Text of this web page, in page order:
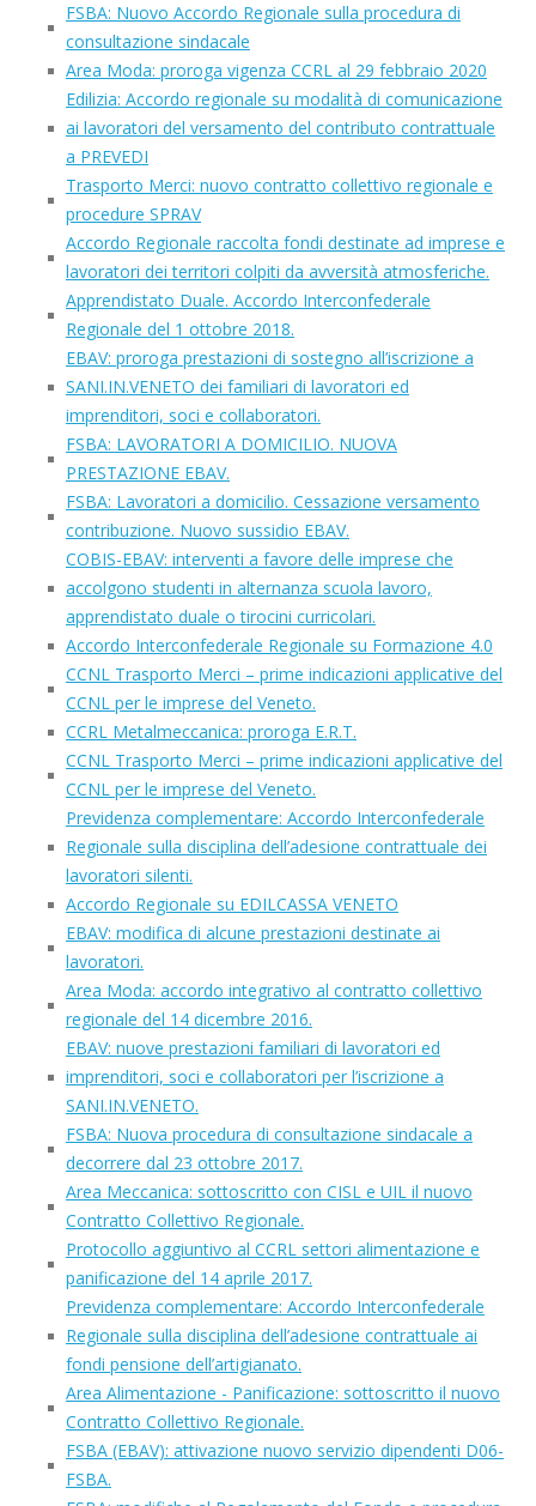
FSBA: Nuovo Accordo Regionale sulla procedura di
consultazione sindacale
Area Moda: proroga vigenza CCRL al 29 febbraio 2020
Edilizia: Accordo regionale su modalità di comunicazione
ai lavoratori del versamento del contributo contrattuale
a PREVEDI
Trasporto Merci: nuovo contratto collettivo regionale e
procedure SPRAV
Accordo Regionale raccolta fondi destinate ad imprese e
lavoratori dei territori colpiti da avversità atmosferiche.
Apprendistato Duale. Accordo Interconfederale
Regionale del 1 ottobre 2018.
EBAV: proroga prestazioni di sostegno all’iscrizione a
SANI.IN.VENETO dei familiari di lavoratori ed
imprenditori, soci e collaboratori.
FSBA: LAVORATORI A DOMICILIO. NUOVA
PRESTAZIONE EBAV.
FSBA: Lavoratori a domicilio. Cessazione versamento
contribuzione. Nuovo sussidio EBAV.
COBIS-EBAV: interventi a favore delle imprese che
accolgono studenti in alternanza scuola lavoro,
apprendistato duale o tirocini curricolari.
Accordo Interconfederale Regionale su Formazione 4.0
CCNL Trasporto Merci – prime indicazioni applicative del
CCNL per le imprese del Veneto.
CCRL Metalmeccanica: proroga E.R.T.
CCNL Trasporto Merci – prime indicazioni applicative del
CCNL per le imprese del Veneto.
Previdenza complementare: Accordo Interconfederale
Regionale sulla disciplina dell’adesione contrattuale dei
lavoratori silenti.
Accordo Regionale su EDILCASSA VENETO
EBAV: modifica di alcune prestazioni destinate ai
lavoratori.
Area Moda: accordo integrativo al contratto collettivo
regionale del 14 dicembre 2016.
EBAV: nuove prestazioni familiari di lavoratori ed
imprenditori, soci e collaboratori per l’iscrizione a
SANI.IN.VENETO.
FSBA: Nuova procedura di consultazione sindacale a
decorrere dal 23 ottobre 2017.
Area Meccanica: sottoscritto con CISL e UIL il nuovo
Contratto Collettivo Regionale.
Protocollo aggiuntivo al CCRL settori alimentazione e
panificazione del 14 aprile 2017.
Previdenza complementare: Accordo Interconfederale
Regionale sulla disciplina dell’adesione contrattuale ai
fondi pensione dell’artigianato.
Area Alimentazione - Panificazione: sottoscritto il nuovo
Contratto Collettivo Regionale.
FSBA (EBAV): attivazione nuovo servizio dipendenti D06-
FSBA.